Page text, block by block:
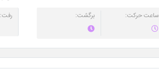
ساعت حرکت: برگشت: رفت: